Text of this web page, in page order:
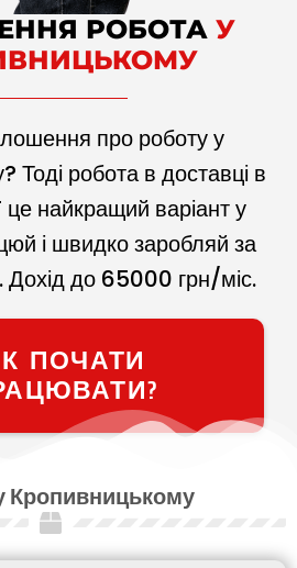
РОБОТА У
про роботу у
Тоді робота в доставці в
це найкращий варіант у
і швидко заробляй за
Дохід до 65000 грн/міс.
ПОЧАТИ
Кропивницькому